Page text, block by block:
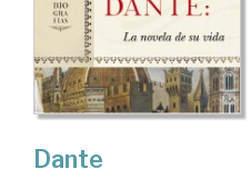
Dante